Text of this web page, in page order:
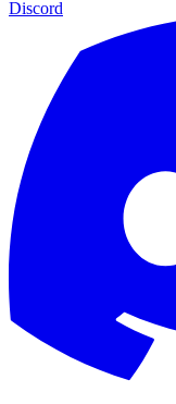
Discord